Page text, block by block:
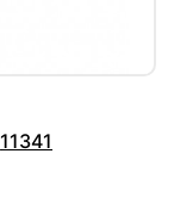
11341